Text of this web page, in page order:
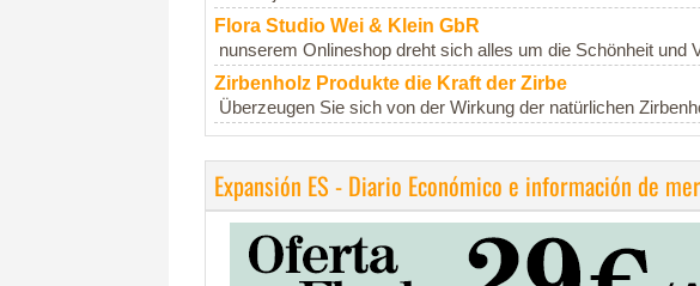
Flora Studio Wei & Klein GbR
nunserem Onlineshop dreht sich alles um die Schönheit und
Zirbenholz Produkte die Kraft der Zirbe
Überzeugen Sie sich von der Wirkung der natürlichen
Expansión ES - Diario Económico e información de